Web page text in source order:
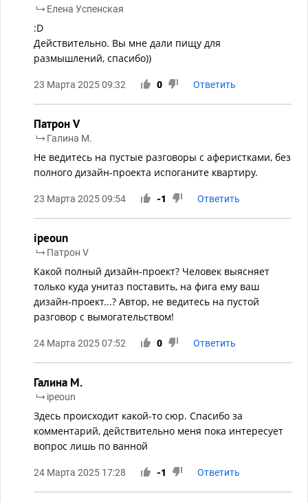
Елена Успенская
:D
Действительно. Вы мне дали пищу для
размышлений, спасибо))
23 Марта 2025 09:32 0 Ответить
Патрон V
Галина М.
Не ведитесь на пустые разговоры с аферистками, без
полного дизайн-проекта испоганите квартиру.
23 Марта 2025 09:54 -1 Ответить
ipeoun
Патрон V
Какой полный дизайн-проект? Человек выясняет
только куда унитаз поставить, на фига ему ваш
дизайн-проект...? Автор, не ведитесь на пустой
разговор с вымогательством!
24 Марта 2025 07:52 0 Ответить
Галина М.
ipeoun
Здесь происходит какой-то сюр. Спасибо за
комментарий, действительно меня пока интересует
вопрос лишь по ванной
24 Марта 2025 17:28 -1 Ответить